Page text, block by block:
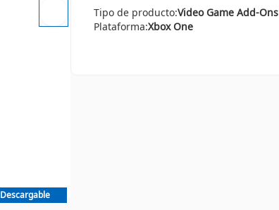
Descargable
Tipo de producto:Video Game Add-Ons
Plataforma:Xbox One